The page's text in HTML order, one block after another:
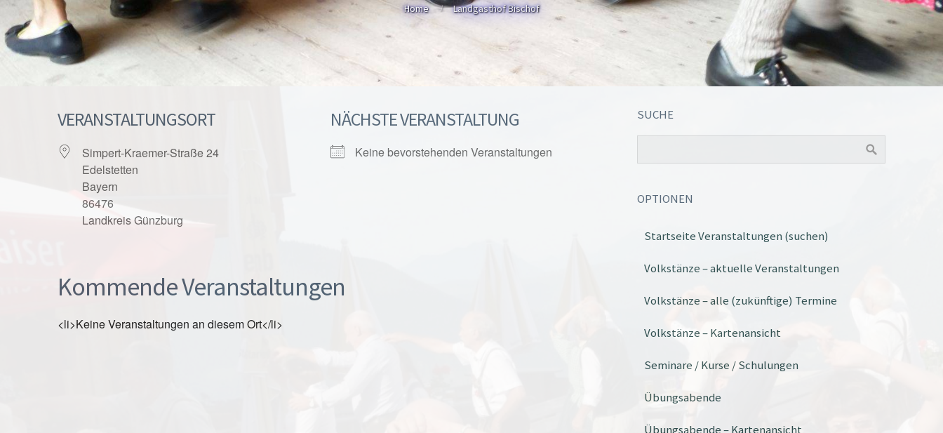
Home Landgasthof Bischof
VERANSTALTUNGSORT
Simpert-Kraemer-Straße 24
Edelstetten
Bayern
86476
Landkreis Günzburg
NÄCHSTE VERANSTALTUNG
Keine bevorstehenden Veranstaltungen
Kommende Veranstaltungen
<li>Keine Veranstaltungen an diesem Ort</li>
SUCHE
OPTIONEN
Startseite Veranstaltungen (suchen)
Volkstänze – aktuelle Veranstaltungen
Volkstänze – alle (zukünftige) Termine
Volkstänze – Kartenansicht
Seminare / Kurse / Schulungen
Übungsabende
Übungsabende – Kartenansicht